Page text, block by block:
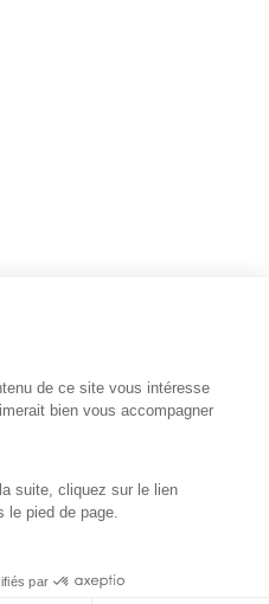
de ce site vous intéresse
bien vous accompagner
suite, cliquez sur le lien
le pied de page.
par